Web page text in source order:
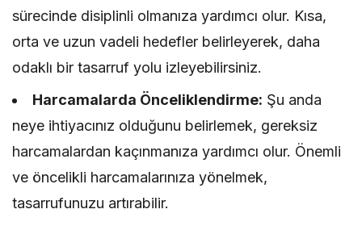
sürecinde disiplinli olmanıza yardımcı olur. Kısa,
orta ve uzun vadeli hedefler belirleyerek, daha
odaklı bir tasarruf yolu izleyebilirsiniz.
Harcamalarda Önceliklendirme: Şu anda
neye ihtiyacınız olduğunu belirlemek, gereksiz
harcamalardan kaçınmanıza yardımcı olur. Önemli
ve öncelikli harcamalarınıza yönelmek,
tasarrufunuzu artırabilir.